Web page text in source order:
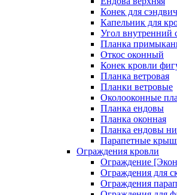
Конек для
Капельник для
Угол внутренний
Планка
Откос оконный
Конек кровли
Планка ветровая
Планки ветровые
Околооконные
Планка ендовы
Планка оконная
Планка ендовы
Парапетные
Ограждения кровли
Ограждение
Ограждения для
Ограждения